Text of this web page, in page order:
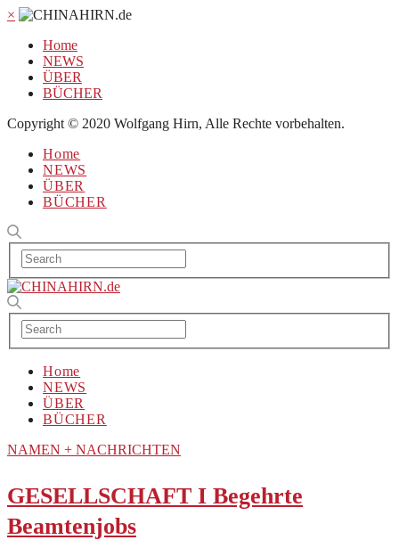
×
Home
NEWS
ÜBER
BÜCHER
Copyright © 2020 Wolfgang Hirn, Alle Rechte vorbehalten.
Home
NEWS
ÜBER
BÜCHER
Home
NEWS
ÜBER
BÜCHER
NAMEN + NACHRICHTEN
GESELLSCHAFT I Begehrte
Beamtenjobs